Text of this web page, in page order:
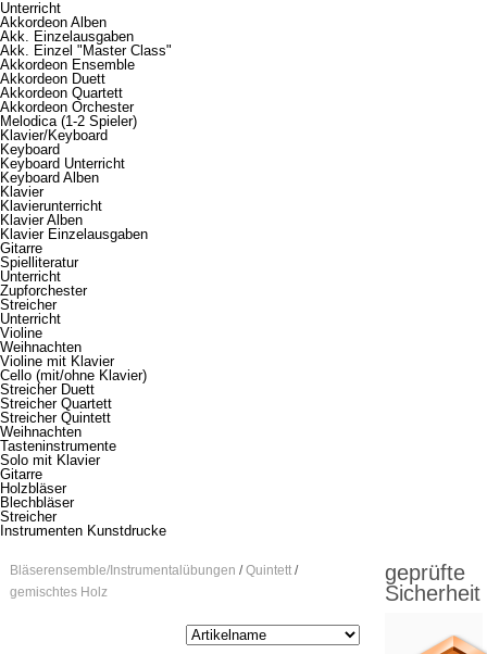
Unterricht
Akkordeon Alben
Akk. Einzelausgaben
Akk. Einzel "Master Class"
Akkordeon Ensemble
Akkordeon Duett
Akkordeon Quartett
Akkordeon Orchester
Melodica (1-2 Spieler)
Klavier/Keyboard
Keyboard
Keyboard Unterricht
Keyboard Alben
Klavier
Klavierunterricht
Klavier Alben
Klavier Einzelausgaben
Gitarre
Spielliteratur
Unterricht
Zupforchester
Streicher
Unterricht
Violine
Weihnachten
Violine mit Klavier
Cello (mit/ohne Klavier)
Streicher Duett
Streicher Quartett
Streicher Quintett
Weihnachten
Tasteninstrumente
Solo mit Klavier
Gitarre
Holzbläser
Blechbläser
Streicher
Instrumenten Kunstdrucke
Bläserensemble/Instrumentalübungen /Quintett /
gemischtes Holz
geprüfte
Sicherheit